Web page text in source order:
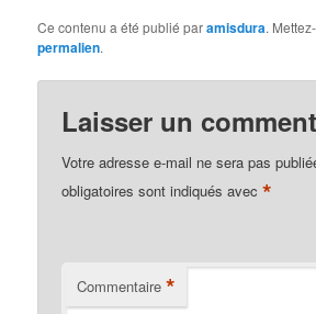
Ce contenu a été publié paramisdura.
permalien.
Laisser un
Votre adresse e-mail ne sera pas
obligatoires sont indiqués avec*
Commentaire *